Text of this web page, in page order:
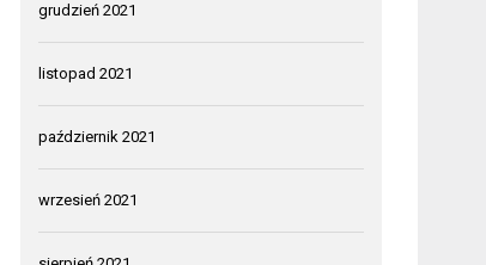
grudzień 2021
listopad 2021
październik 2021
wrzesień 2021